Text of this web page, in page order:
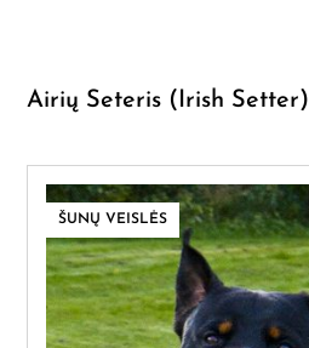
Airių Seteris (Irish Setter)
ŠUNŲ VEISLĖS